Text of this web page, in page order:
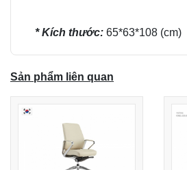
* Kích thước: 65*63*108 (cm)
Sản phẩm liên quan